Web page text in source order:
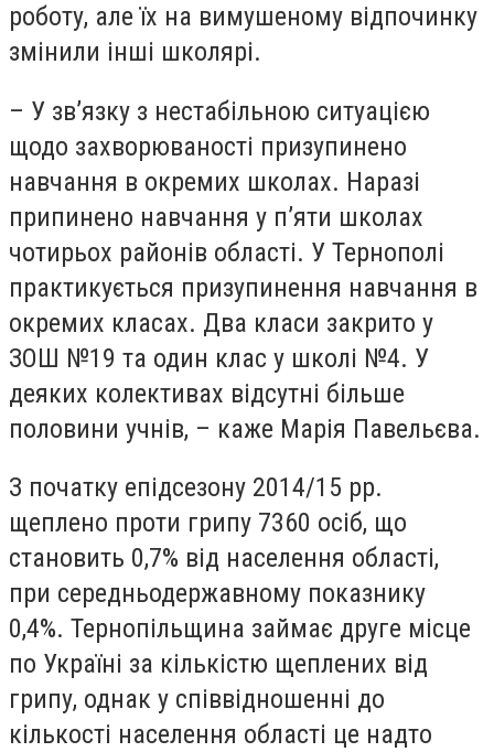
роботу, але їх на вимушеному відпочинку
змінили інші школярі.
– У зв’язку з нестабільною ситуацією
щодо захворюваності призупинено
навчання в окремих школах. Наразі
припинено навчання у п’яти школах
чотирьох районів області. У Тернополі
практикується призупинення навчання в
окремих класах. Два класи закрито у
ЗОШ №19 та один клас у школі №4. У
деяких колективах відсутні більше
половини учнів, – каже Марія Павельєва.
З початку епідсезону 2014/15 рр.
щеплено проти грипу 7360 осіб, що
становить 0,7% від населення області,
при середньодержавному показнику
0,4%. Тернопільщина займає друге місце
по Україні за кількістю щеплених від
грипу, однак у співвідношенні до
кількості населення області це надто